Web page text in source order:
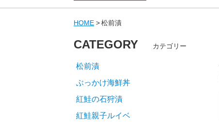
HOME 松前漬
CATEGORY カテゴリー
松前漬
ぶっかけ海鮮丼
紅鮭の石狩漬
紅鮭親子ルイベ